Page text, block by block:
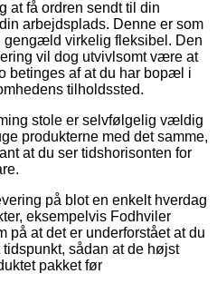
at få ordren sendt til din
arbejdsplads. Denne er som
gengæld virkelig fleksibel. Den
vil dog utvivlsomt være at
betinges af at du har bopæl i
tilholdssted.
stole er selvfølgelig vældig
produkterne med det samme,
at du ser tidshorisonten for
på blot en enkelt hverdag
eksempelvis Fodhviler
at det er underforstået at du
sådan at de højst
pakket før